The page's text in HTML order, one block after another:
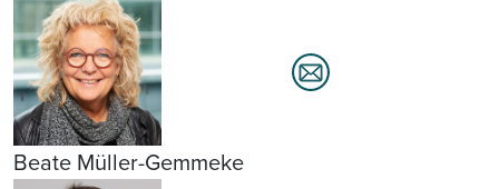
Beate Müller-Gemmeke